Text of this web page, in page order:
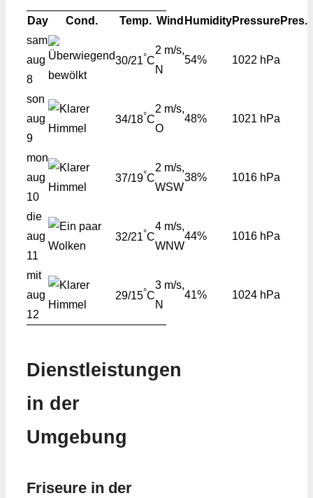
Day Cond. Temp. Wind HumidityPressurePres.
sam
aug
8
30/21°C
2 m/s,
N
54% 1022 hPa
son
aug
9
34/18°C
2 m/s,
O
48% 1021 hPa
mon
aug
10
37/19°C
2 m/s,
WSW
38% 1016 hPa
die
aug
11
32/21°C
4 m/s,
WNW
44% 1016 hPa
mit
aug
12
29/15°C
3 m/s,
N
41% 1024 hPa
Dienstleistungen
in der
Umgebung
Friseure in der